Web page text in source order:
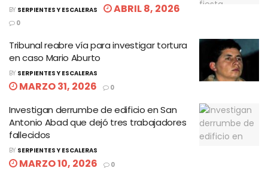
BY SERPIENTES Y ESCALERAS ABRIL 8, 2026
0
Tribunal reabre vía para investigar tortura
en caso Mario Aburto
BY SERPIENTES Y ESCALERAS
MARZO 31, 2026 0
Investigan derrumbe de edificio en San
Antonio Abad que dejó tres trabajadores
fallecidos
BY SERPIENTES Y ESCALERAS
MARZO 10, 2026 0